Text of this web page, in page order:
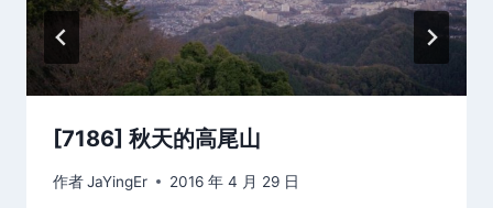
[7186] 秋天的高尾山
作者JaYingEr 2016 年 4 月 29 日